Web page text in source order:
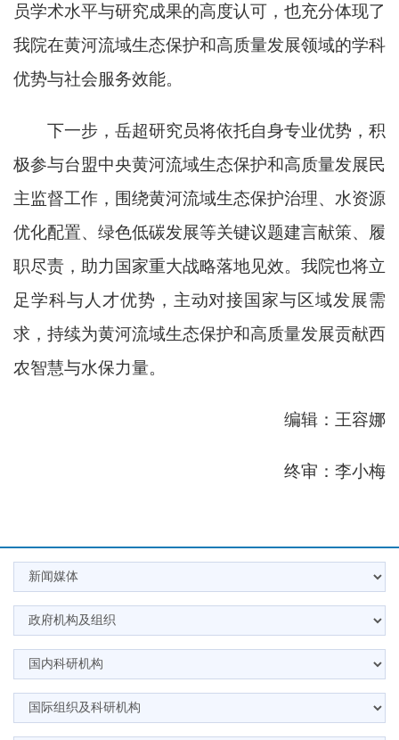
员学术水平与研究成果的高度认可，也充分体现了
我院在黄河流域生态保护和高质量发展领域的学科
优势与社会服务效能。
下一步 ，岳超研究员将依托自身专业优势，积
极参与台盟中央黄河流域生态保护和高质量发展民
主监督工作， 围绕黄河流域生态保护治理、水资源
优化配置、绿色低碳发展等关键议题建言献策、履
职尽责，助力国家重大战略落地见效。我院也将立
足学科与 人才优势， 主动对接国家与区域发展需
求 ， 持续为黄河流域生态保护和高质量发展贡献西
农智慧与水保力量。
编辑：王容娜
终审：李小梅